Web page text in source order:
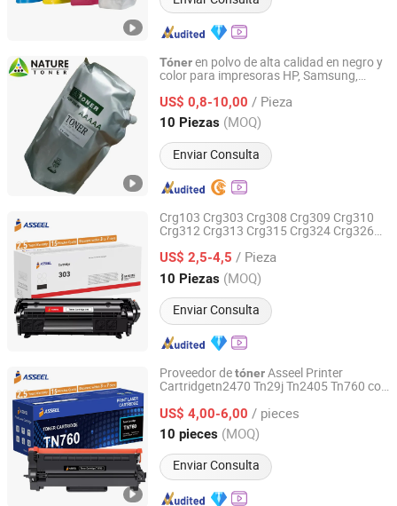
Tóneren polvo de alta calidad en negro y
color para impresoras HP, Samsung,
Pantum
US$ 0,8-10,00 / Pieza
10 Piezas (MOQ)
Enviar Consulta
Zhuhai Nature Toner Co., Ltd.
Guangdong, China Desde 2021
Crg103 Crg303 Crg308 Crg309 Crg310
Crg312 Crg313 Crg315 Crg324 Crg326
detónerpara Canon
US$ 2,5-4,5 / Pieza
10 Piezas (MOQ)
Enviar Consulta
SHENZHEN WEPRINT OFFICE TECHNOLOGY COMPANY
LIMITED
Guangdong, China Desde 2013
Proveedor detónerAsseel Printer
Cartridgetn2470 Tn29j Tn2405 Tn760 con
L2385dw
US$ 4,00-6,00 / pieces
10 pieces (MOQ)
Enviar Consulta
SHENZHEN WEPRINT OFFICE TECHNOLOGY COMPANY
LIMITED
Guangdong, China